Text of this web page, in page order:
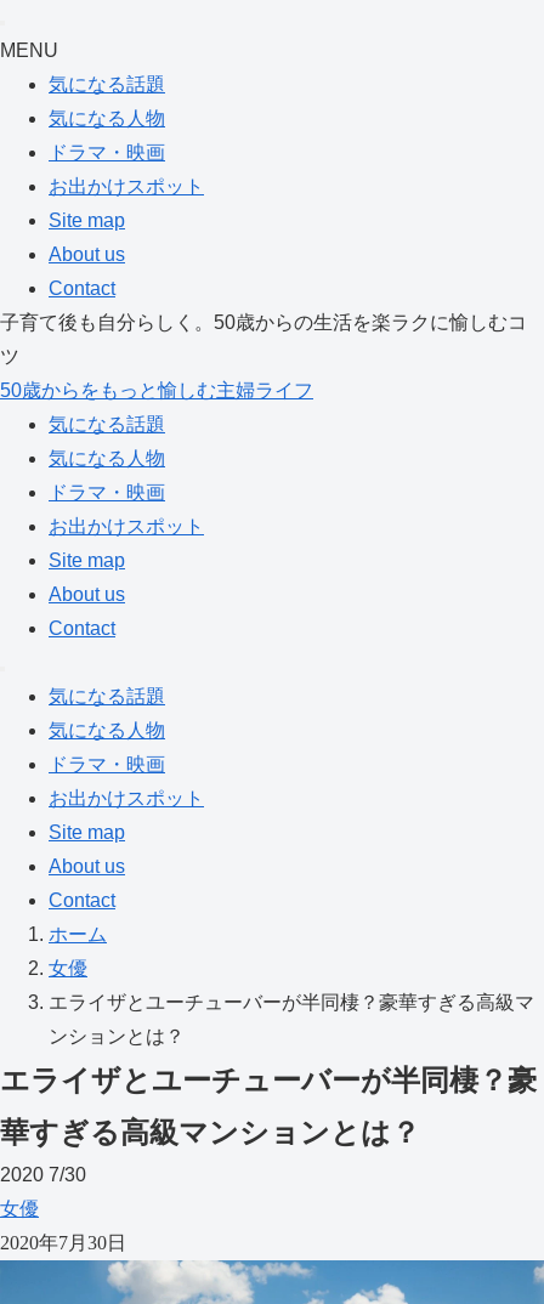
MENU
気になる話題
気になる人物
ドラマ・映画
お出かけスポット
Site map
About us
Contact
子育て後も自分らしく。50歳からの生活を楽ラクに愉しむコ
ツ
50歳からをもっと愉しむ主婦ライフ
気になる話題
気になる人物
ドラマ・映画
お出かけスポット
Site map
About us
Contact
気になる話題
気になる人物
ドラマ・映画
お出かけスポット
Site map
About us
Contact
ホーム
女優
エライザとユーチューバーが半同棲？豪華すぎる高級マ
ンションとは？
エライザとユーチューバーが半同棲？豪
華すぎる高級マンションとは？
2020 7/30
女優
2020年7月30日